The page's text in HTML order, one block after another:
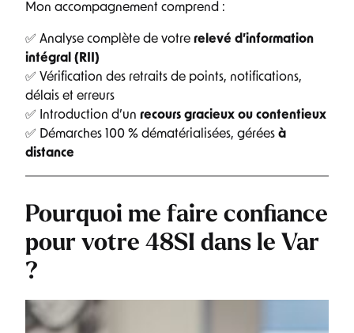
Mon accompagnement comprend :
✅ Analyse complète de votre relevé d’information
intégral (RII)
✅ Vérification des retraits de points, notifications,
délais et erreurs
✅ Introduction d’un recours gracieux ou contentieux
✅ Démarches 100 % dématérialisées, gérées à
distance
Pourquoi me faire confiance
pour votre 48SI dans le Var
?